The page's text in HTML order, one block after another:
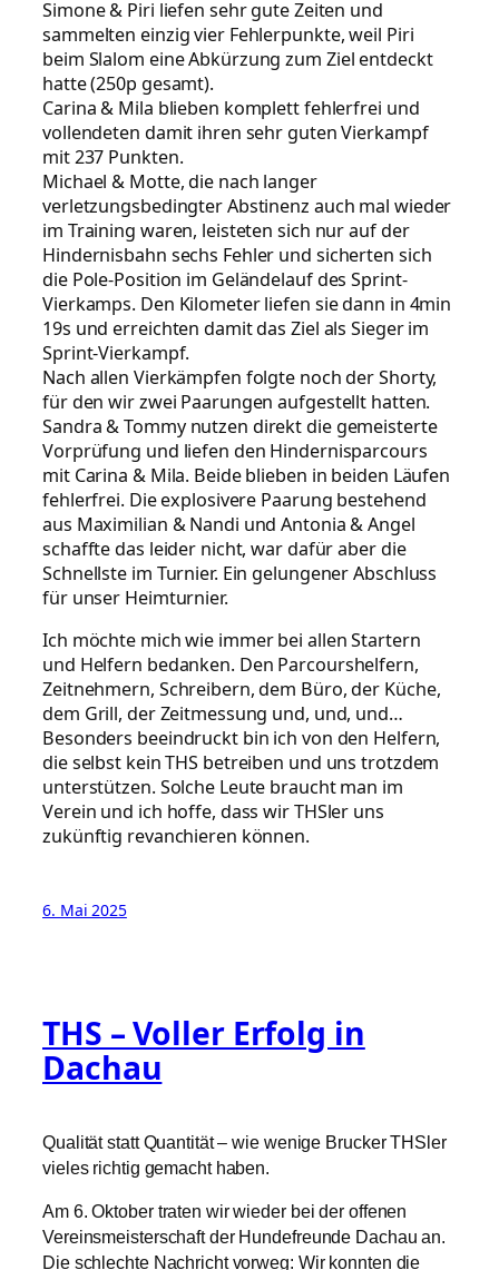
Simone & Piri liefen sehr gute Zeiten und
sammelten einzig vier Fehlerpunkte, weil Piri
beim Slalom eine Abkürzung zum Ziel entdeckt
hatte (250p gesamt).
Carina & Mila blieben komplett fehlerfrei und
vollendeten damit ihren sehr guten Vierkampf
mit 237 Punkten.
Michael & Motte, die nach langer
verletzungsbedingter Abstinenz auch mal wieder
im Training waren, leisteten sich nur auf der
Hindernisbahn sechs Fehler und sicherten sich
die Pole-Position im Geländelauf des Sprint-
Vierkamps. Den Kilometer liefen sie dann in 4min
19s und erreichten damit das Ziel als Sieger im
Sprint-Vierkampf.
Nach allen Vierkämpfen folgte noch der Shorty,
für den wir zwei Paarungen aufgestellt hatten.
Sandra & Tommy nutzen direkt die gemeisterte
Vorprüfung und liefen den Hindernisparcours
mit Carina & Mila. Beide blieben in beiden Läufen
fehlerfrei. Die explosivere Paarung bestehend
aus Maximilian & Nandi und Antonia & Angel
schaffte das leider nicht, war dafür aber die
Schnellste im Turnier. Ein gelungener Abschluss
für unser Heimturnier.
Ich möchte mich wie immer bei allen Startern
und Helfern bedanken. Den Parcourshelfern,
Zeitnehmern, Schreibern, dem Büro, der Küche,
dem Grill, der Zeitmessung und, und, und…
Besonders beeindruckt bin ich von den Helfern,
die selbst kein THS betreiben und uns trotzdem
unterstützen. Solche Leute braucht man im
Verein und ich hoffe, dass wir THSler uns
zukünftig revanchieren können.
6. Mai 2025
THS – Voller Erfolg in
Dachau
Qualität statt Quantität – wie wenige Brucker THSler
vieles richtig gemacht haben.
Am 6. Oktober traten wir wieder bei der offenen
Vereinsmeisterschaft der Hundefreunde Dachau an.
Die schlechte Nachricht vorweg: Wir konnten die